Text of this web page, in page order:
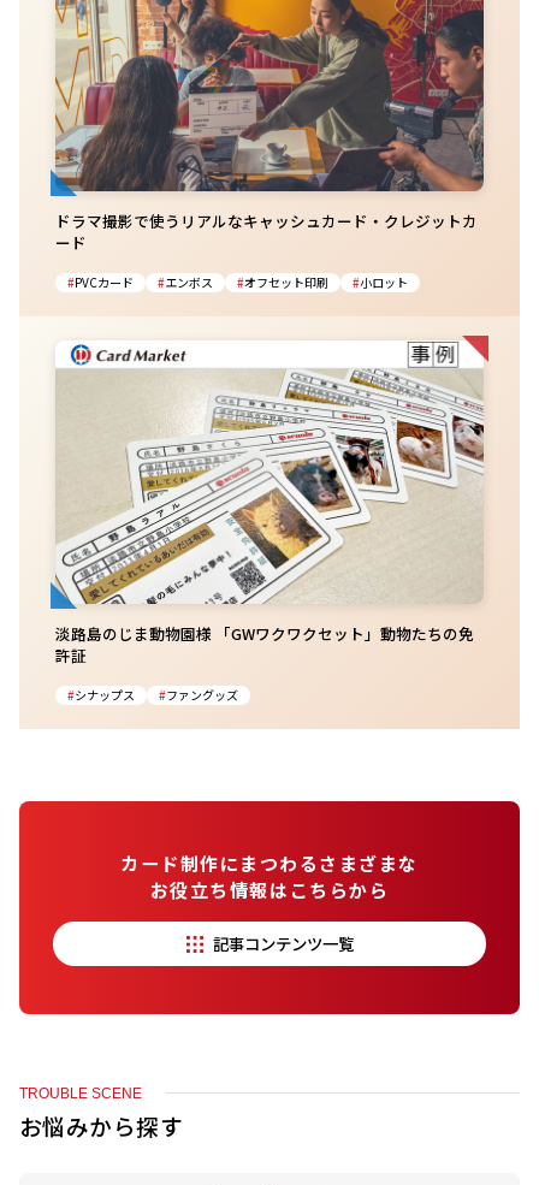
ドラマ撮影で使うリアルなキャッシュカード・クレジットカ
ード
PVCカード エンボス オフセット印刷 小ロット
淡路島のじま動物園様 「GWワクワクセット」動物たちの免
許証
シナップス ファングッズ
カード制作にまつわるさまざまな
お役立ち情報はこちらから
記事コンテンツ一覧
TROUBLE SCENE
お悩みから探す